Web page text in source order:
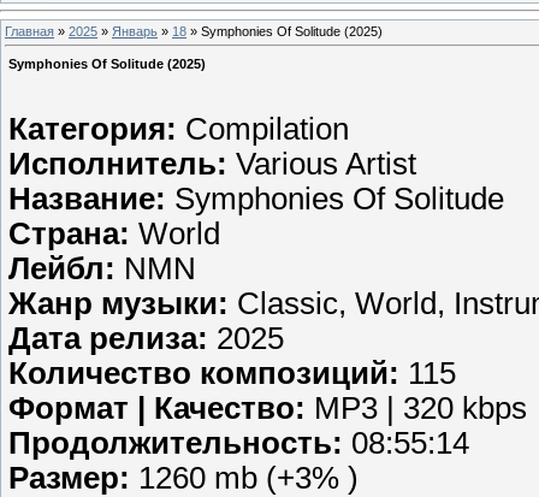
Главная » 2025 » Январь » 18 » Symphonies Of Solitude (2025)
Symphonies Of Solitude (2025)
Категория: Compilation
Исполнитель: Various Artist
Название: Symphonies Of Solitude
Страна: World
Лейбл: NMN
Жанр музыки: Classic, World,
Дата релиза: 2025
Количество композиций: 115
Формат | Качество: MP3 | 320 kbps
Продолжительность: 08:55:14
Размер: 1260 mb (+3% )